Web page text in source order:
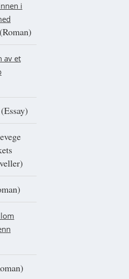
i
(Roman)
av et
(Essay)